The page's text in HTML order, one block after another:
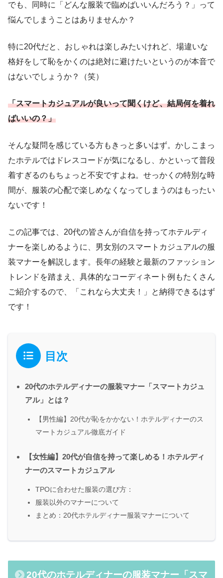
でも、同時に「どんな服装で臨めばいいんだろう？」って
悩んでしまうことはありませんか？
特に20代だと、おしゃれは楽しみたいけれど、場違いな
格好をして恥をかくのは絶対に避けたいというのが本音で
はないでしょうか？（笑）
「スマートカジュアルが良いって聞くけど、結局何を着れ
ばいいの？」
そんな疑問を感じている方もきっと多いはず。かしこまっ
たホテルではドレスコードが気になるし、かといって普段
着すぎるのもちょっと不安ですよね。せっかくの特別な時
間が、服装の心配で楽しめなくなってしまうのはもったい
ないです！
この記事では、20代の皆さんが自信を持ってホテルディ
ナーを楽しめるように、男女別のスマートカジュアルの服
装マナーを解説します。長年の経験と最新のファッション
トレンドを踏まえ、具体的なコーディネート例もたくさん
ご紹介するので、「これなら大丈夫！」と納得できるはず
です！
目次
20代のホテルディナーの服装マナー「スマートカジュ
アル」とは？
【男性編】20代が恥をかかない！ホテルディナーのス
マートカジュアル徹底ガイド
【女性編】20代が自信を持って楽しめる！ホテルディ
ナーのスマートカジュアル
TPOに合わせた服装の選び方：
服装以外のマナーについて
まとめ：20代ホテルディナー服装マナーについて
20代のホテルディナーの服装マナー「スマ